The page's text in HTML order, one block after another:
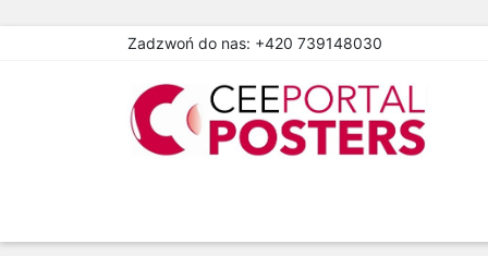
Zadzwoń do nas: +420 739148030